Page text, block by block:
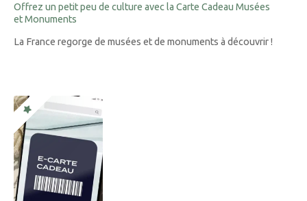
Offrez un petit peu de culture avec la Carte Cadeau Musées
et Monuments
La France regorge de musées et de monuments à découvrir !